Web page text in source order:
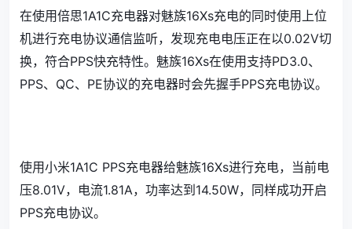
在使用倍思1A1C充电器对魅族16Xs充电的同时使用上位
机进行充电协议通信监听，发现充电电压正在以0.02V切
换，符合PPS快充特性。魅族16Xs在使用支持PD3.0、
PPS、QC、PE协议的充电器时会先握手PPS充电协议。
使用小米1A1C PPS充电器给魅族16Xs进行充电，当前电
压8.01V，电流1.81A，功率达到14.50W，同样成功开启
PPS充电协议。